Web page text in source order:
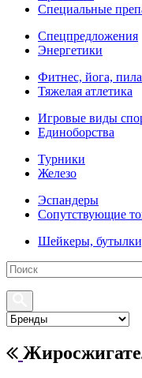
Специальные
Спецпредложения
Энергетики
Фитнес, йога,
Тяжелая атлетика
Игровые виды
Единоборства
Турники
Железо
Эспандеры
Сопутствующие
Шейкеры,